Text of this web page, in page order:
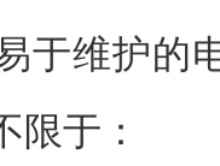
于维护的
限于：